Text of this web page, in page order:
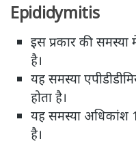
Epididymitis
इस प्रकार की समस्या
है।
यह समस्या
होता है।
यह समस्या अधिकांश
है।